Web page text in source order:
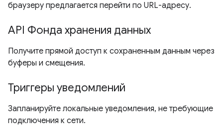
браузеру предлагается перейти по URL-адресу.
API Фонда хранения данных
Получите прямой доступ к сохраненным данным через
буферы и смещения.
Триггеры уведомлений
Запланируйте локальные уведомления, не требующие
подключения к сети.